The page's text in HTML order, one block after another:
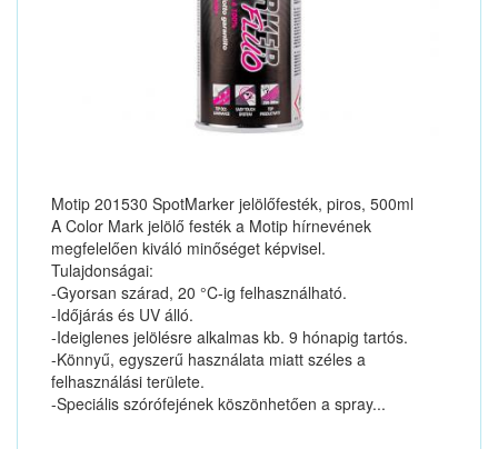
Motip 201530 SpotMarker jelölőfesték, piros, 500ml
A Color Mark jelölő festék a Motip hírnevének
megfelelően kiváló minőséget képvisel.
Tulajdonságai:
-Gyorsan szárad, 20 °C-ig felhasználható.
-Időjárás és UV álló.
-Ideiglenes jelölésre alkalmas kb. 9 hónapig tartós.
-Könnyű, egyszerű használata miatt széles a
felhasználási területe.
-Speciális szórófejének köszönhetően a spray...